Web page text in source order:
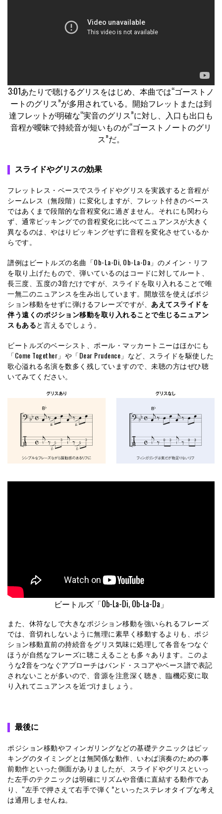
3:01あたりで聴けるグリスをはじめ、本曲では“ゴーストノ
ートのグリス”が多用されている。開始フレットまたは到
達フレットが明確な“実音のグリス”に対し、入口も出口も
音程が曖昧で持続音が短いものが“ゴーストノートのグリ
ス”だ。
スライドやグリスの効果
フレットレス・ベースでスライドやグリスを実践すると音程が
シームレス（無段階）に変化しますが、フレット付きのベース
ではあくまで段階的な音程変化に過ぎません。それにも関わら
ず、通常ピッキングでの音程変化に比べてニュアンスが大きく
異なるのは、やはりピッキングせずに音程を変化させているか
らです。
譜例はビートルズの名曲「Ob-La-Di, Ob-La-Da」のメイン・リフ
を取り上げたもので、弾いているのはコードに対してルート、
長三度、五度の3音だけですが、スライドを取り入れることで唯
一無二のニュアンスを生み出しています。開放弦を使えばポジ
ション移動をせずに弾けるフレーズですが、 あえてスライドを
伴う遠くのポジション移動を取り入れることで生じるニュアン
スもあると言えるでしょう。
ビートルズのベーシスト、ポール・マッカートニーはほかにも
「Come Together」や「Dear Prudence」など、スライドを駆使した
歌心溢れる名演を数多く残していますので、未聴の方はぜひ聴
いてみてください。
ビートルズ「Ob-La-Di, Ob-La-Da」
また、休符なしで大きなポジション移動を強いられるフレーズ
では、音切れしないように無理に素早く移動するよりも、ポジ
ション移動直前の持続音をグリス気味に処理して各音をつなぐ
ほうが自然なフレーズに聴こえることも多々あります。このよ
うな2音をつなぐアプローチはバンド・スコアやベース譜で表記
されないことが多いので、音源を注意深く聴き、臨機応変に取
り入れてニュアンスを近づけましょう。
最後に
ポジション移動やフィンガリングなどの基礎テクニックはピッ
キングのタイミングとは無関係な動作、いわば演奏のための事
前動作といった側面がありましたが、スライドやグリスといっ
た左手のテクニックは明確にリズムや音価に直結する動作であ
り、“左手で押さえて右手で弾く”といったステレオタイプな考え
は通用しませんね。